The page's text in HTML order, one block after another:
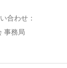
合わせ：
事務局